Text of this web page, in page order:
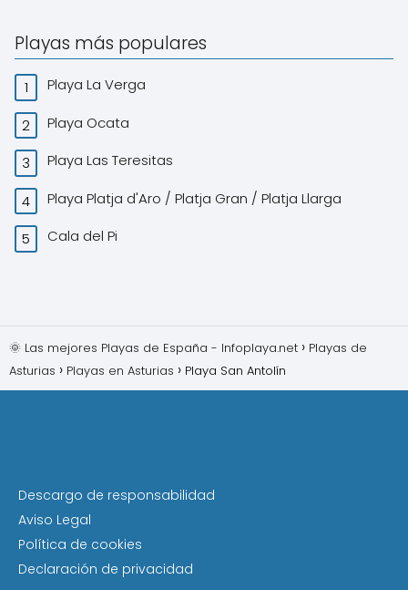
Playas más populares
Playa La Verga
Playa Ocata
Playa Las Teresitas
Playa Platja d'Aro / Platja Gran / Platja Llarga
Cala del Pi
🌞 Las mejores Playas de España - Infoplaya.net
Playas de
Asturias
Playas en Asturias Playa San Antolín
Descargo de responsabilidad
Aviso Legal
Política de cookies
Declaración de privacidad